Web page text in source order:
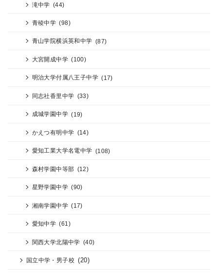
滝中学 (44)
青稜中学 (98)
青山学院横浜英和中学 (87)
大宮開成中学 (100)
明治大学付属八王子中学 (17)
同志社香里中学 (33)
成城学園中学 (19)
かえつ有明中学 (14)
愛知工業大学名電中学 (108)
森村学園中等部 (12)
星野学園中学 (90)
湘南学園中学 (17)
愛知中学 (61)
関西大学北陽中学 (40)
国立中学・男子校 (20)